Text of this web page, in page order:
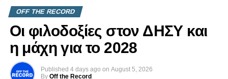
είδηση από τα διεθνή. Το νιώθουμε. Το βλέπουμε στο
κόστος των μεταφορών, στην τιμή του ρεύματος, στο
καθημερινό καλάθι του νοικοκυριού. Οι μικρές οικονομίες
που εξαρτώνται πλήρως από εισαγωγές είναι εκείνες που
εκτίθενται πρώτες και πιο σκληρά.
Κι όμως, η κρίση δεν κατέληξε στο χειρότερο σενάριο.
OFF THE RECORD
Οι φιλοδοξίες στον ΔΗΣΥ και
η μάχη για το 2028
Published 4 days ago on August 5, 2026
By Off the Record